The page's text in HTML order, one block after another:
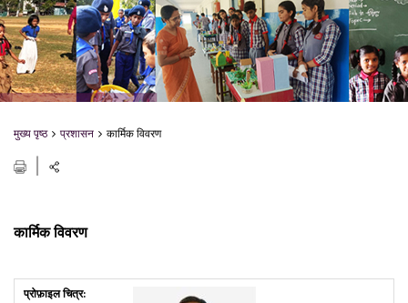
मुख्य पृष्ठ प्रशासन कार्मिक विवरण
कार्मिक विवरण